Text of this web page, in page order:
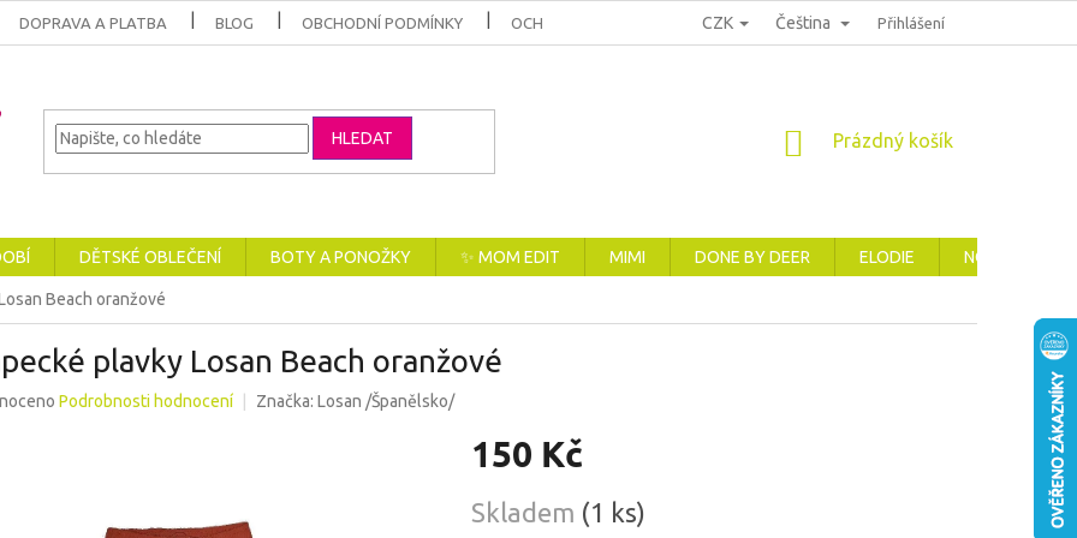
DOPRAVA A PLATBA BLOG OBCHODNÍ PODMÍNKY OCHRANA OSOBNÍCH ÚDAJŮ REKLAMACE, VRÁCENÍ A VÝMĚNA ZBOŽÍ
CZK Čeština Přihlášení
HLEDAT
NÁKUPNÍ
Prázdný košík
DĚTSKÉ OBLEČENÍ BOTY A PONOŽKY ✨ MOM EDIT MIMI DONE BY DEER ELODIE NOVINKY
Beach oranžové
plavky Losan Beach oranžové
Podrobnosti hodnocení Značka: Losan /Španělsko/
150 Kč
cena:
Skladem (1 ks)